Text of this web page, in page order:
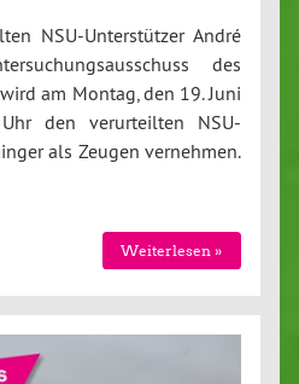
NSU-Unterstützer André
des
am Montag, den 19. Juni
den verurteilten NSU-
als Zeugen vernehmen.
Weiterlesen »